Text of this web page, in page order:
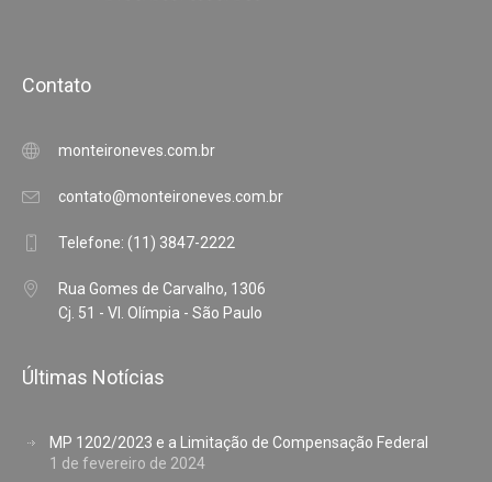
Contato
monteironeves.com.br
contato@monteironeves.com.br
Telefone: (11) 3847-2222
Rua Gomes de Carvalho, 1306
Cj. 51 - Vl. Olímpia - São Paulo
Últimas Notícias
MP 1202/2023 e a Limitação de Compensação Federal
1 de fevereiro de 2024